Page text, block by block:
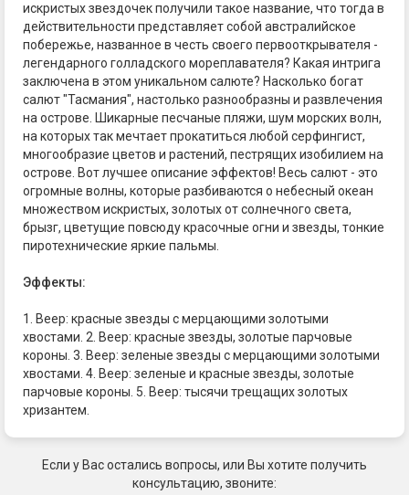
искристых звездочек получили такое название, что тогда в
действительности представляет собой австралийское
побережье, названное в честь своего первооткрывателя -
легендарного голладского мореплавателя? Какая интрига
заключена в этом уникальном салюте? Насколько богат
салют "Тасмания", настолько разнообразны и развлечения
на острове. Шикарные песчаные пляжи, шум морских волн,
на которых так мечтает прокатиться любой серфингист,
многообразие цветов и растений, пестрящих изобилием на
острове. Вот лучшее описание эффектов! Весь салют - это
огромные волны, которые разбиваются о небесный океан
множеством искристых, золотых от солнечного света,
брызг, цветущие повсюду красочные огни и звезды, тонкие
пиротехнические яркие пальмы.
Эффекты:
1. Веер: красные звезды с мерцающими золотыми
хвостами. 2. Веер: красные звезды, золотые парчовые
короны. 3. Веер: зеленые звезды с мерцающими золотыми
хвостами. 4. Веер: зеленые и красные звезды, золотые
парчовые короны. 5. Веер: тысячи трещащих золотых
хризантем.
Если у Вас остались вопросы, или Вы хотите получить
консультацию, звоните: